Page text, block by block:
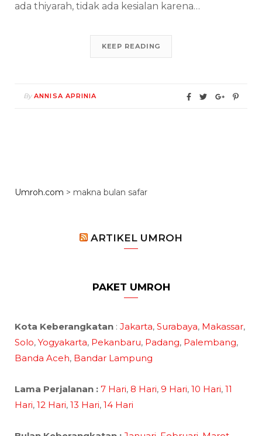
ada thiyarah, tidak ada kesialan karena…
KEEP READING
By ANNISA APRINIA
Umroh.com > makna bulan safar
ARTIKEL UMROH
PAKET UMROH
Kota Keberangkatan : Jakarta, Surabaya, Makassar,
Solo, Yogyakarta, Pekanbaru, Padang, Palembang,
Banda Aceh, Bandar Lampung
Lama Perjalanan : 7 Hari, 8 Hari, 9 Hari, 10 Hari, 11
Hari, 12 Hari, 13 Hari, 14 Hari